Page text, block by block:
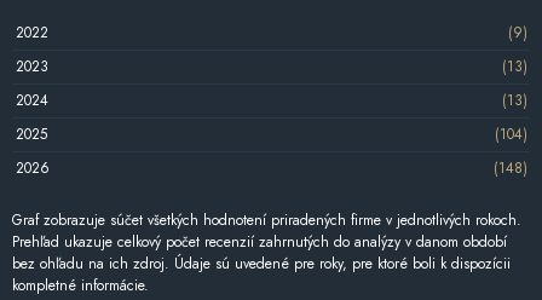
2022
(9)
2023
(13)
2024
(13)
2025
(104)
2026
(148)
Graf zobrazuje súčet všetkých hodnotení priradených firme v jednotlivých rokoch.
Prehľad ukazuje celkový počet recenzií zahrnutých do analýzy v danom období
bez ohľadu na ich zdroj. Údaje sú uvedené pre roky, pre ktoré boli k dispozícii
kompletné informácie.